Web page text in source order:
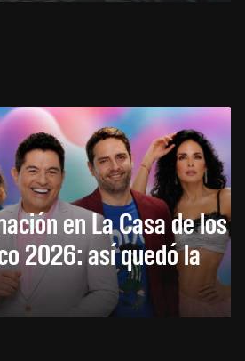
en La Casa de los
2026: así quedó la